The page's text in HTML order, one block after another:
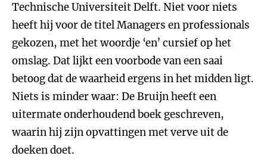
Technische Universiteit Delft. Niet voor niets
heeft hij voor de titel Managers en professionals
gekozen, met het woordje ‘en’ cursief op het
omslag. Dat lijkt een voorbode van een saai
betoog dat de waarheid ergens in het midden ligt.
Niets is minder waar: De Bruijn heeft een
uitermate onderhoudend boek geschreven,
waarin hij zijn opvattingen met verve uit de
doeken doet.